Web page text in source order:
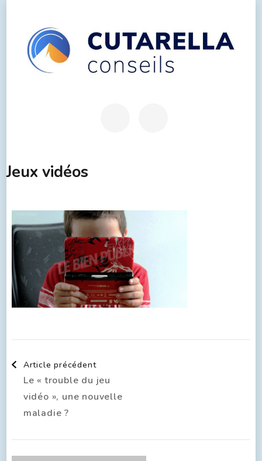
Jeux vidéos
Article précédent
Le « trouble du jeu
vidéo », une nouvelle
maladie ?